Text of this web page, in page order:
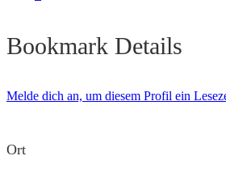
Bookmark Details
Melde dich an, um diesem Profil ein
Ort